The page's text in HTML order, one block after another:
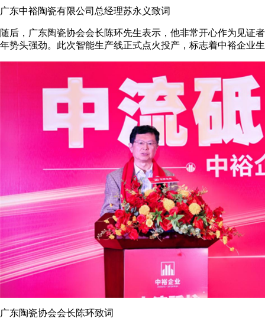
广东中裕陶瓷有限公司总经理苏永义致词
随后，广东陶瓷协会会长陈环先生表示，他非常开心作为见证
年势头强劲。此次智能生产线正式点火投产，标志着中裕企业
广东陶瓷协会会长陈环致词